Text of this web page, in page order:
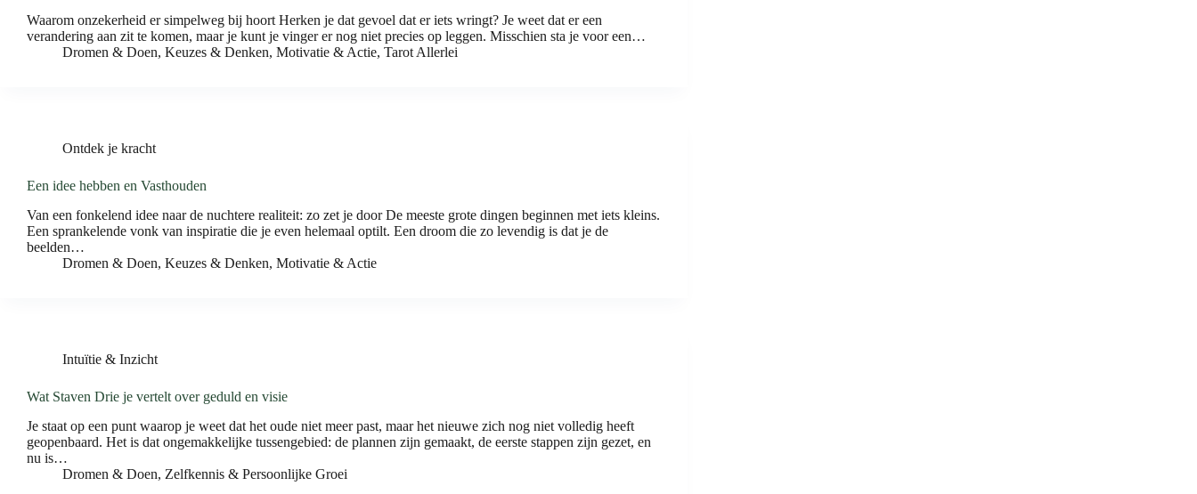
Waarom onzekerheid er simpelweg bij hoort Herken je dat gevoel dat er iets wringt? Je weet dat er een
verandering aan zit te komen, maar je kunt je vinger er nog niet precies op leggen. Misschien sta je voor een…
Dromen & Doen, Keuzes & Denken, Motivatie & Actie, Tarot Allerlei
Ontdek je kracht
Een idee hebben en Vasthouden
Van een fonkelend idee naar de nuchtere realiteit: zo zet je door De meeste grote dingen beginnen met iets kleins.
Een sprankelende vonk van inspiratie die je even helemaal optilt. Een droom die zo levendig is dat je de
beelden…
Dromen & Doen, Keuzes & Denken, Motivatie & Actie
Intuïtie & Inzicht
Wat Staven Drie je vertelt over geduld en visie
Je staat op een punt waarop je weet dat het oude niet meer past, maar het nieuwe zich nog niet volledig heeft
geopenbaard. Het is dat ongemakkelijke tussengebied: de plannen zijn gemaakt, de eerste stappen zijn gezet, en
nu is…
Dromen & Doen, Zelfkennis & Persoonlijke Groei